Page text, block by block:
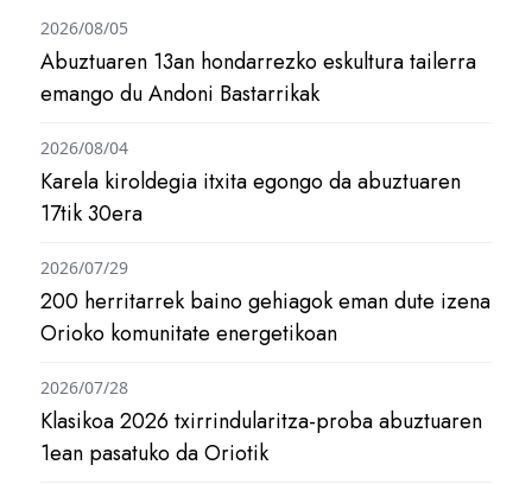
Abuztuaren 13an hondarrezko eskultura tailerra
emango du Andoni Bastarrikak
2026/08/05
Karela kiroldegia itxita egongo da abuztuaren
17tik 30era
2026/08/04
200 herritarrek baino gehiagok eman dute izena
Orioko komunitate energetikoan
2026/07/29
Klasikoa 2026 txirrindularitza-proba abuztuaren
1ean pasatuko da Oriotik
2026/07/28